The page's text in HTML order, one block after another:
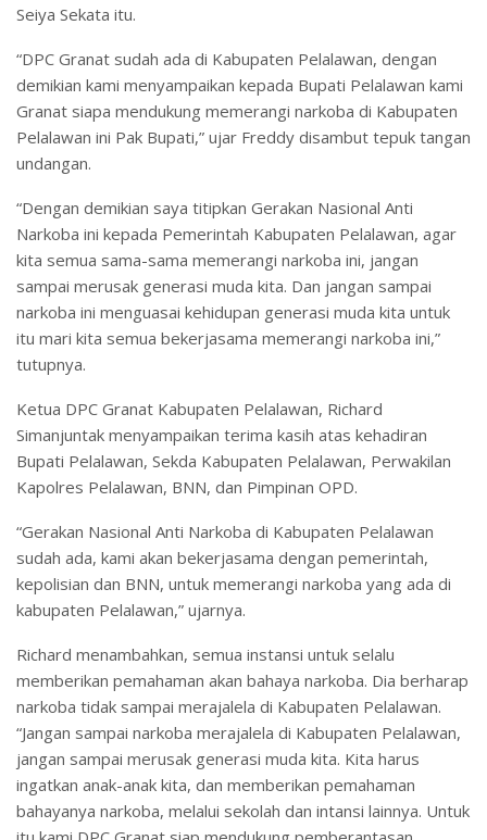
Seiya Sekata itu.
“DPC Granat sudah ada di Kabupaten Pelalawan, dengan
demikian kami menyampaikan kepada Bupati Pelalawan kami
Granat siapa mendukung memerangi narkoba di Kabupaten
Pelalawan ini Pak Bupati,” ujar Freddy disambut tepuk tangan
undangan.
“Dengan demikian saya titipkan Gerakan Nasional Anti
Narkoba ini kepada Pemerintah Kabupaten Pelalawan, agar
kita semua sama-sama memerangi narkoba ini, jangan
sampai merusak generasi muda kita. Dan jangan sampai
narkoba ini menguasai kehidupan generasi muda kita untuk
itu mari kita semua bekerjasama memerangi narkoba ini,”
tutupnya.
Ketua DPC Granat Kabupaten Pelalawan, Richard
Simanjuntak menyampaikan terima kasih atas kehadiran
Bupati Pelalawan, Sekda Kabupaten Pelalawan, Perwakilan
Kapolres Pelalawan, BNN, dan Pimpinan OPD.
“Gerakan Nasional Anti Narkoba di Kabupaten Pelalawan
sudah ada, kami akan bekerjasama dengan pemerintah,
kepolisian dan BNN, untuk memerangi narkoba yang ada di
kabupaten Pelalawan,” ujarnya.
Richard menambahkan, semua instansi untuk selalu
memberikan pemahaman akan bahaya narkoba. Dia berharap
narkoba tidak sampai merajalela di Kabupaten Pelalawan.
“Jangan sampai narkoba merajalela di Kabupaten Pelalawan,
jangan sampai merusak generasi muda kita. Kita harus
ingatkan anak-anak kita, dan memberikan pemahaman
bahayanya narkoba, melalui sekolah dan intansi lainnya. Untuk